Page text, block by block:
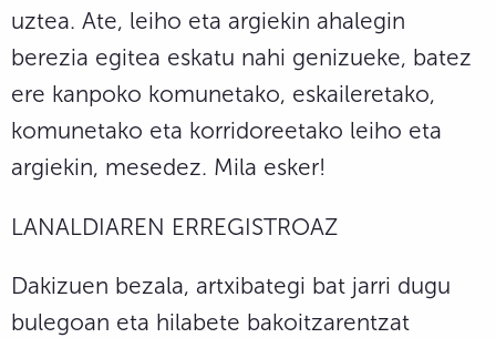
uztea. Ate, leiho eta argiekin ahalegin
berezia egitea eskatu nahi genizueke, batez
ere kanpoko komunetako, eskaileretako,
komunetako eta korridoreetako leiho eta
argiekin, mesedez. Mila esker!
LANALDIAREN ERREGISTROAZ
Dakizuen bezala, artxibategi bat jarri dugu
bulegoan eta hilabete bakoitzarentzat